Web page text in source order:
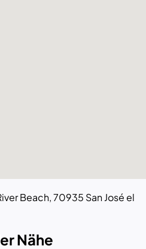
Beach, 70935 San José el
Nähe